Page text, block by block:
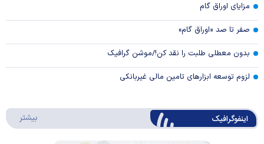
مزایای اوراق گام
صفر تا صد «اوراق گام»
بدون معطلی طلبت را نقد کن!/موشن گرافیک
لزوم توسعه ابزارهای تامین مالی غیربانکی
اینفوگرافیک بیشتر